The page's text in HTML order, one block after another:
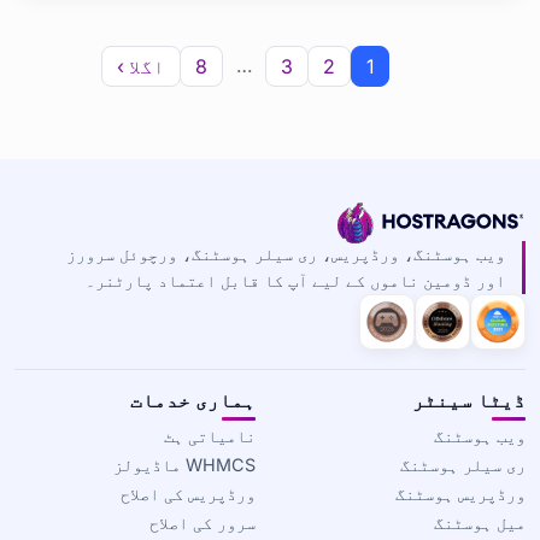
1
2
3
…
8 اگلا ›
ویب ہوسٹنگ، ورڈپریس، ری سیلر ہوسٹنگ، ورچوئل سرورز
اور ڈومین ناموں کے لیے آپ کا قابل اعتماد پارٹنر۔
ڈیٹا سینٹر
ویب ہوسٹنگ
ری سیلر ہوسٹنگ
ورڈپریس ہوسٹنگ
میل ہوسٹنگ
ہماری خدمات
نامیاتی ہٹ
WHMCS ماڈیولز
ورڈپریس کی اصلاح
سرور کی اصلاح